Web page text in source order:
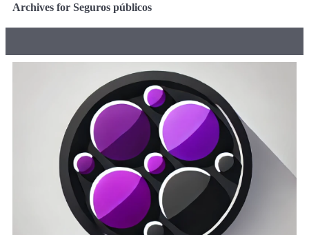
Archives for Seguros públicos